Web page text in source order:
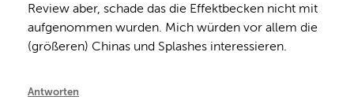
Review aber, schade das die Effektbecken nicht mit
aufgenommen wurden. Mich würden vor allem die
(größeren) Chinas und Splashes interessieren.
Antworten